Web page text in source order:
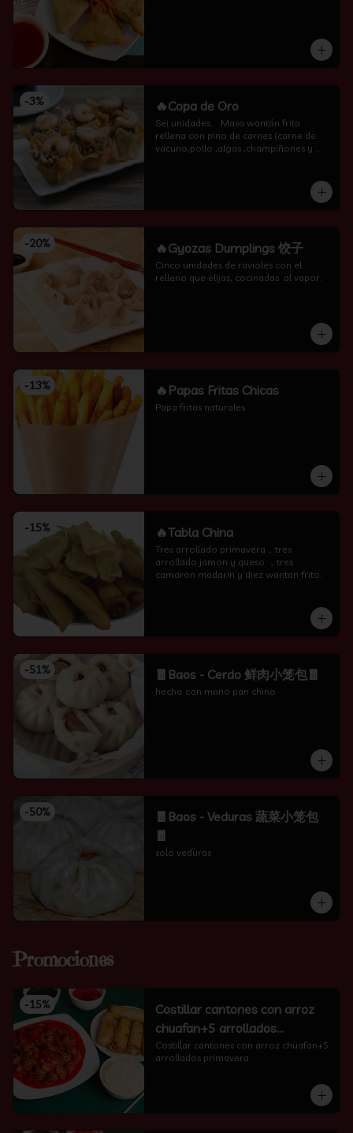
-3% 🔥Copa de Oro
Sei unidades..   Masa wantán frita
rellena con pino de carnes (carne de
vacuno,pollo ,algas ,champiñones y
-20% 🔥Gyozas Dumplings 饺子
Cinco unidades de ravioles con el
relleno que elijas, cocinadas  al vapor.
-13% 🔥Papas Fritas Chicas
Papa fritas naturales
-15% 🔥Tabla China
Tres arrollado primavera，tres
arrollado jamon y queso ，tres
camaron madarin y diez wantan frito.
-51% 🧧Baos - Cerdo 鲜肉小笼包🧧
hecho con mano pan chino
-50%
🧧Baos - Veduras 蔬菜小笼包
solo veduras
Promociones
-15%
Costillar cantones con arroz
chuafan+5 arrollados
primavera
Costillar cantones con arroz chuafan+5
arrollados primavera